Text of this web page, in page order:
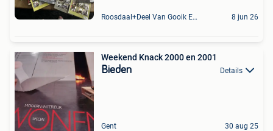
Roosdaal+Deel Van Gooik En Sint-Kwintens-Lennik 8 jun 26
Weekend Knack 2000 en 2001
Bieden Details
Gent 30 aug 25